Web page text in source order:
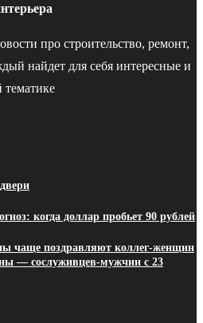
про строительство, ремонт,
найдет для себя интересные и
тематике
когда доллар пробьет 90 рублей
чаще поздравляют коллег-женщин
— сослуживцев-мужчин с 23